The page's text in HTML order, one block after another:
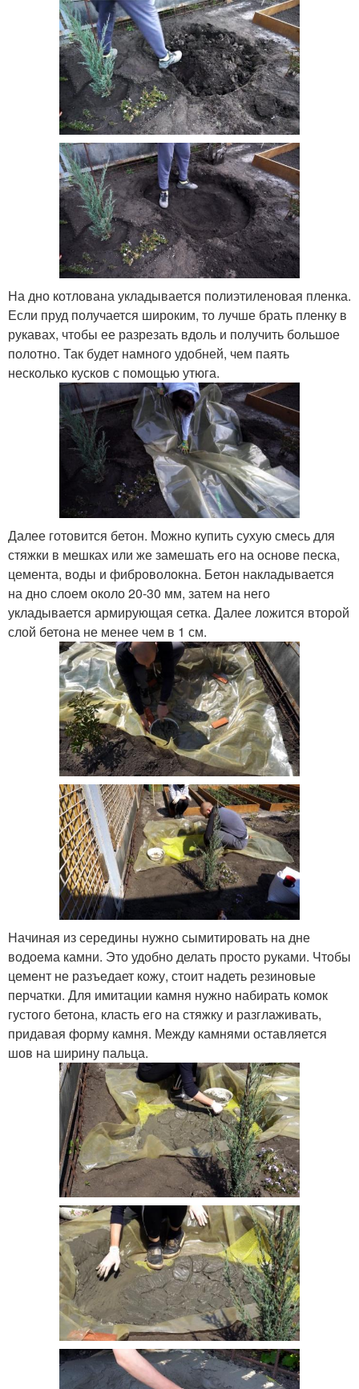
На дно котлована укладывается полиэтиленовая пленка.
Если пруд получается широким, то лучше брать пленку в
рукавах, чтобы ее разрезать вдоль и получить большое
полотно. Так будет намного удобней, чем паять
несколько кусков с помощью утюга.
Далее готовится бетон. Можно купить сухую смесь для
стяжки в мешках или же замешать его на основе песка,
цемента, воды и фиброволокна. Бетон накладывается
на дно слоем около 20-30 мм, затем на него
укладывается армирующая сетка. Далее ложится второй
слой бетона не менее чем в 1 см.
Начиная из середины нужно сымитировать на дне
водоема камни. Это удобно делать просто руками. Чтобы
цемент не разъедает кожу, стоит надеть резиновые
перчатки. Для имитации камня нужно набирать комок
густого бетона, класть его на стяжку и разглаживать,
придавая форму камня. Между камнями оставляется
шов на ширину пальца.